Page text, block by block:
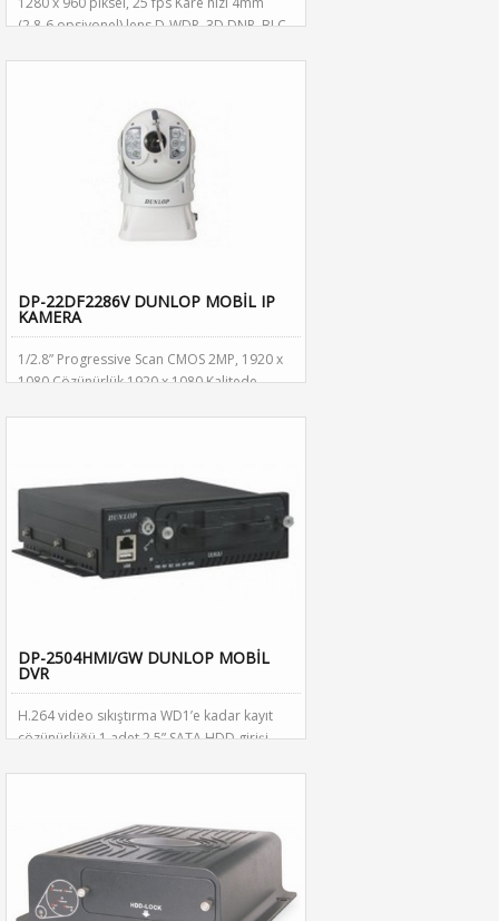
(2.8-6 opsiyonel) lens D-WDR, 3D DNR, BLC
DP-22DF2286V DUNLOP MOBİL IP
KAMERA
1/2.8” Progressive Scan CMOS 2MP, 1920 x
1080 Çözünürlük 1920 x 1080 Kalitede
Standartı, EN-50155 -40℃～65 ℃ Geniş
Çalışma Isısı Aralığı Enjektör PoE ve adaptör
ayrıca alınmalıdır.
DP-2504HMI/GW DUNLOP MOBİL
DVR
H.264 video sıkıştırma WD1’e kadar kayıt
çözünürlüğü 1 adet 2.5” SATA HDD girişi
Dahili GPS modülü